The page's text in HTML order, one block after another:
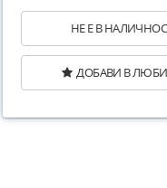
НЕ Е В
ДОБАВИ В